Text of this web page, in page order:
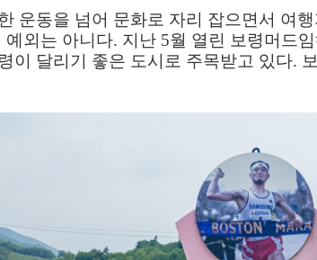
운동을 넘어 문화로 자리 잡으면서 여
예외는 아니다. 지난 5월 열린 보령머드
이 달리기 좋은 도시로 주목받고 있다.